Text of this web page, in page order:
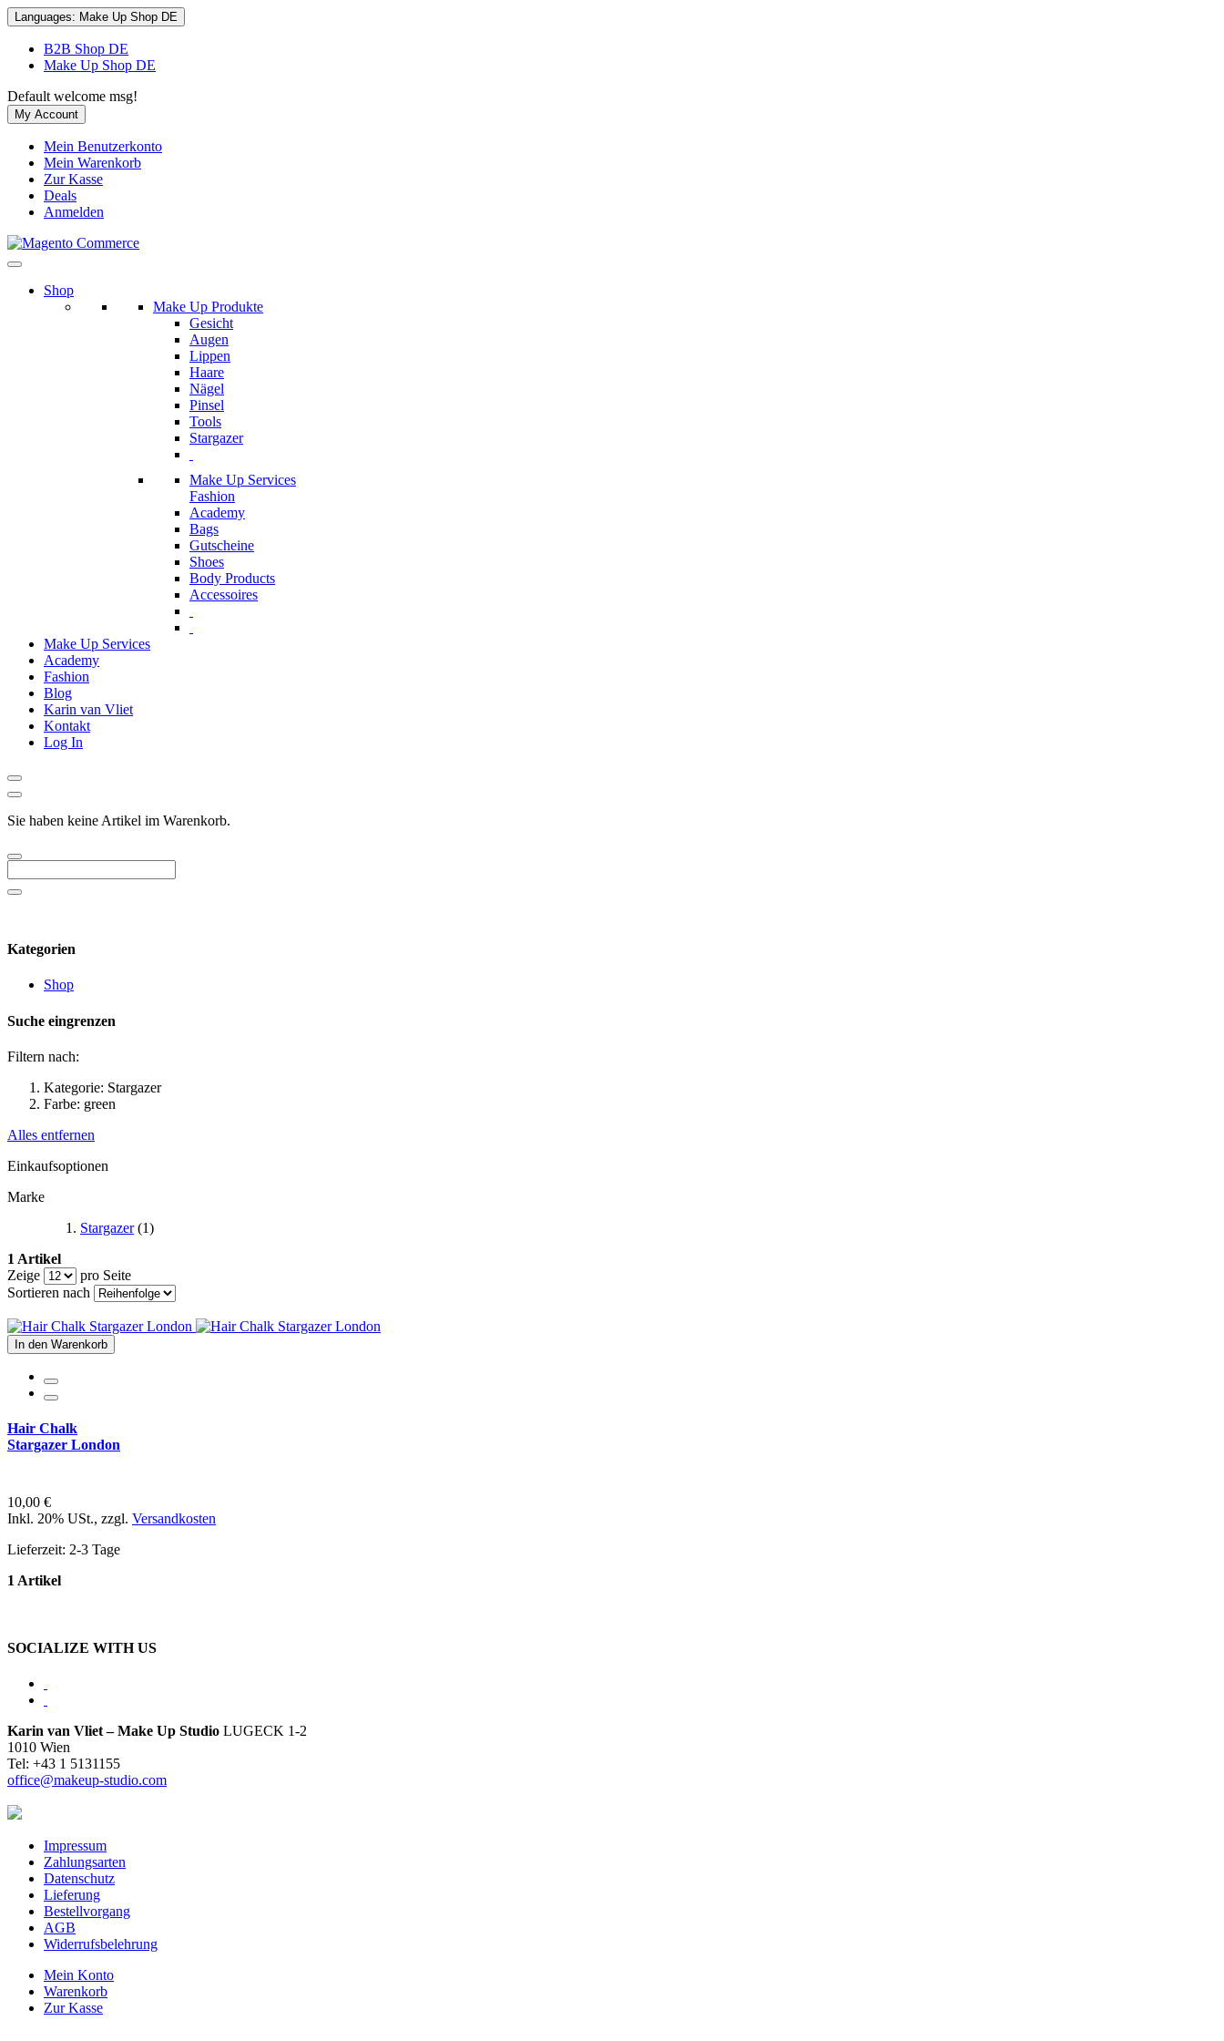
Languages: Make Up Shop DE
B2B Shop DE
Make Up Shop DE
Default welcome msg!
My Account
Mein Benutzerkonto
Mein Warenkorb
Zur Kasse
Deals
Anmelden
Shop
Make Up Produkte
Gesicht
Augen
Lippen
Haare
Nägel
Pinsel
Tools
Stargazer
Make Up Services
Fashion
Academy
Bags
Gutscheine
Shoes
Body Products
Accessoires
Make Up Services
Academy
Fashion
Blog
Karin van Vliet
Kontakt
Log In
Sie haben keine Artikel im Warenkorb.
Kategorien
Shop
Suche eingrenzen
Filtern nach:
Kategorie: Stargazer
Farbe: green
Alles entfernen
Einkaufsoptionen
Marke
Stargazer(1)
1 Artikel
Zeige
pro Seite
Sortieren nach
In den Warenkorb
Hair Chalk
Stargazer London
10,00 €
Inkl. 20% USt., zzgl. Versandkosten
Lieferzeit: 2-3 Tage
1 Artikel
SOCIALIZE WITH US
Karin van Vliet – Make Up Studio LUGECK 1-2
1010 Wien
Tel: +43 1 5131155
office@makeup-studio.com
Impressum
Zahlungsarten
Datenschutz
Lieferung
Bestellvorgang
AGB
Widerrufsbelehrung
Mein Konto
Warenkorb
Zur Kasse